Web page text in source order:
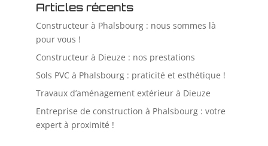
Articles récents
Constructeur à Phalsbourg : nous sommes là
pour vous !
Constructeur à Dieuze : nos prestations
Sols PVC à Phalsbourg : praticité et esthétique !
Travaux d’aménagement extérieur à Dieuze
Entreprise de construction à Phalsbourg : votre
expert à proximité !